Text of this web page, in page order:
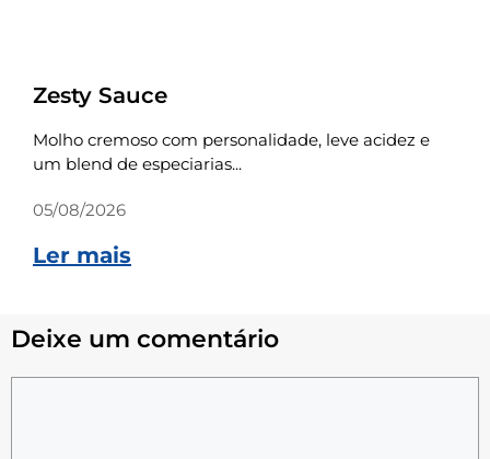
Zesty Sauce
Molho cremoso com personalidade, leve acidez e
um blend de especiarias...
05/08/2026
Ler mais
Deixe um comentário